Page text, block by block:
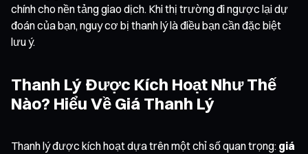
chính cho nền tảng giao dịch. Khi thị trường đi ngược lại dự
đoán của bạn, nguy cơ bị thanh lý là điều bạn cần đặc biệt
lưu ý.
Thanh Lý Được Kích Hoạt Như Thế
Nào? Hiểu Về Giá Thanh Lý
Thanh lý được kích hoạt dựa trên một chỉ số quan trọng: giá